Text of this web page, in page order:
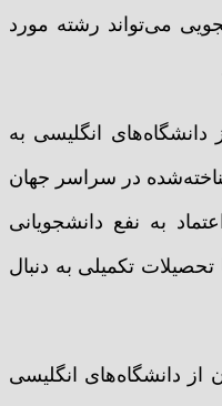
می‌تواند رشته مورد
انگلیسی به
در سراسر جهان
به نفع دانشجویانی
تکمیلی به دنبال
از دانشگاه‌های انگلیسی